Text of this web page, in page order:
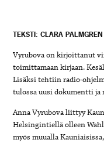
TEKSTI: CLARA PALMGREN
Vyrubova on kirjoittanut
toimittamaan kirjaan.
Lisäksi tehtiin radio-
tulossa uusi dokumentti ja
Anna Vyrubova liittyy
Helsingintiellä olleen
myös muualla